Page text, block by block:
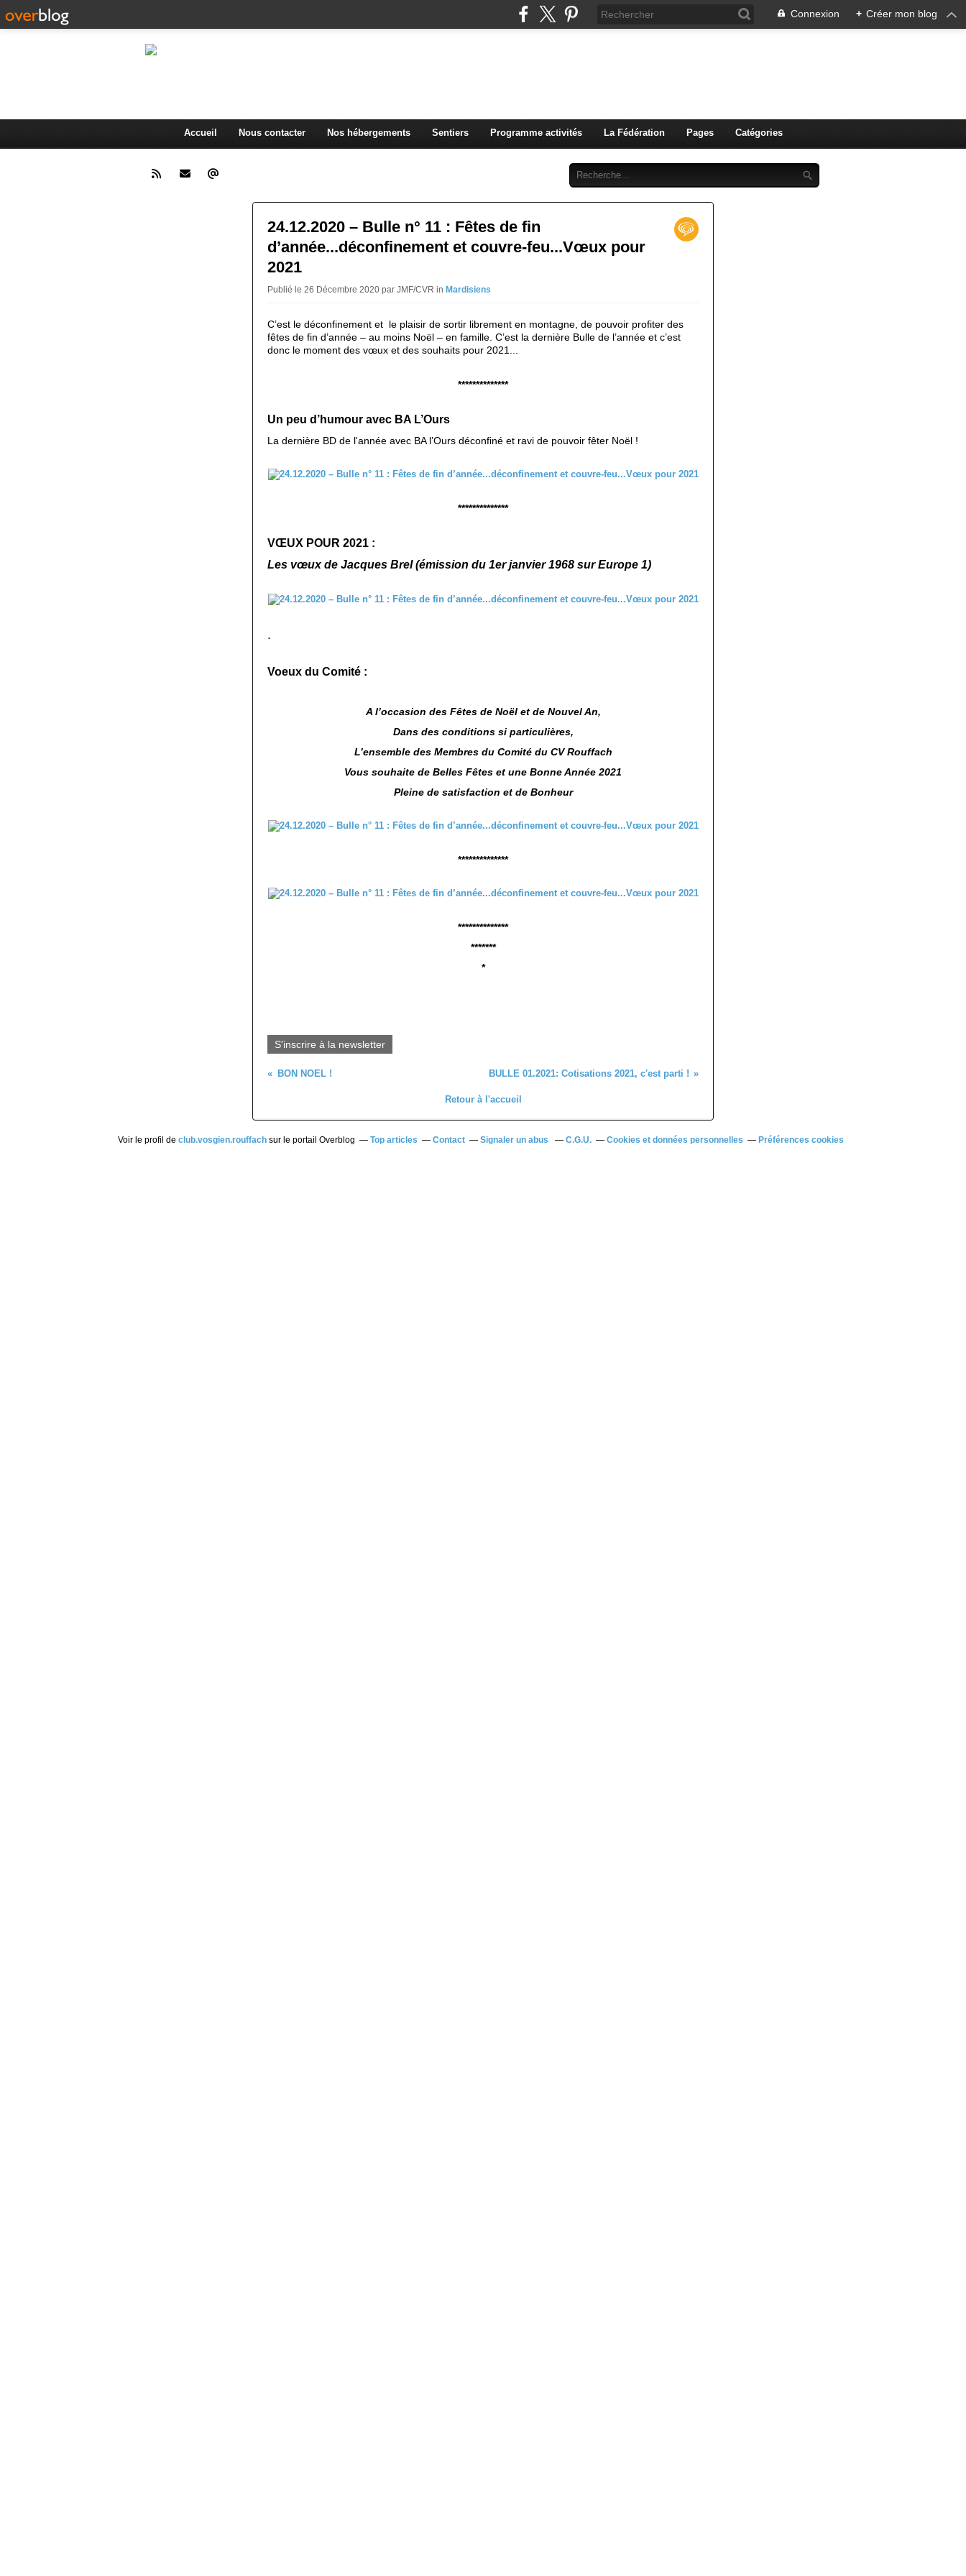
Connexion + Créer mon blog
Accueil Nous contacter Nos hébergements Sentiers Programme activités La Fédération Pages Catégories
24.12.2020 – Bulle n° 11 : Fêtes de fin
d’année...déconfinement et couvre-feu...Vœux pour
2021
Publié le 26 Décembre 2020 par JMF/CVR in Mardisiens
C’est le déconfinement et le plaisir de sortir librement en montagne, de pouvoir profiter des
fêtes de fin d’année – au moins Noël – en famille. C’est la dernière Bulle de l’année et c’est
donc le moment des vœux et des souhaits pour 2021...
**************
Un peu d’humour avec BA L’Ours
La dernière BD de l'année avec BA l’Ours déconfiné et ravi de pouvoir fêter Noël !
**************
VŒUX POUR 2021 :
Les vœux de Jacques Brel(émission du 1er janvier 1968 sur Europe 1)
.
Voeux du Comité :
A l’occasion des Fêtes de Noël et de Nouvel An,
Dans des conditions si particulières,
L’ensemble des Membres du Comité du CV Rouffach
Vous souhaite de Belles Fêtes et une Bonne Année 2021
Pleine de satisfaction et de Bonheur
**************
**************
*******
*
S'inscrire à la newsletter
BON NOEL ! BULLE 01.2021: Cotisations 2021, c'est parti !
Retour à l'accueil
Voir le profil de club.vosgien.rouffach sur le portail Overblog Top articles Contact Signaler un abus C.G.U. Cookies et données personnelles Préférences cookies